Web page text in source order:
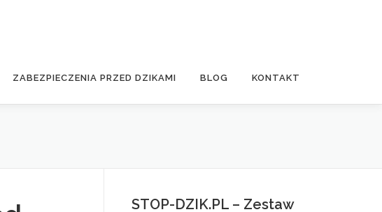
ZABEZPIECZENIA PRZED DZIKAMI BLOG KONTAKT
STOP-DZIK.PL – Zestaw